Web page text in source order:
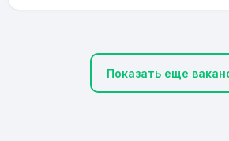
Показать еще